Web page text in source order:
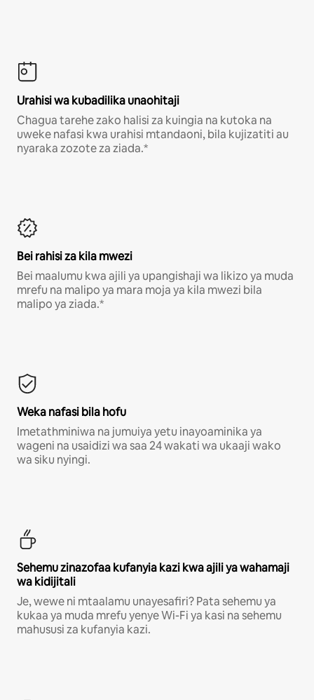
Urahisi wa kubadilika unaohitaji
Chagua tarehe zako halisi za kuingia na kutoka na
uweke nafasi kwa urahisi mtandaoni, bila kujizatiti au
nyaraka zozote za ziada.*
Bei rahisi za kila mwezi
Bei maalumu kwa ajili ya upangishaji wa likizo ya muda
mrefu na malipo ya mara moja ya kila mwezi bila
malipo ya ziada.*
Weka nafasi bila hofu
Imetathminiwa na jumuiya yetu inayoaminika ya
wageni na usaidizi wa saa 24 wakati wa ukaaji wako
wa siku nyingi.
Sehemu zinazofaa kufanyia kazi kwa ajili ya wahamaji
wa kidijitali
Je, wewe ni mtaalamu unayesafiri? Pata sehemu ya
kukaa ya muda mrefu yenye Wi-Fi ya kasi na sehemu
mahususi za kufanyia kazi.